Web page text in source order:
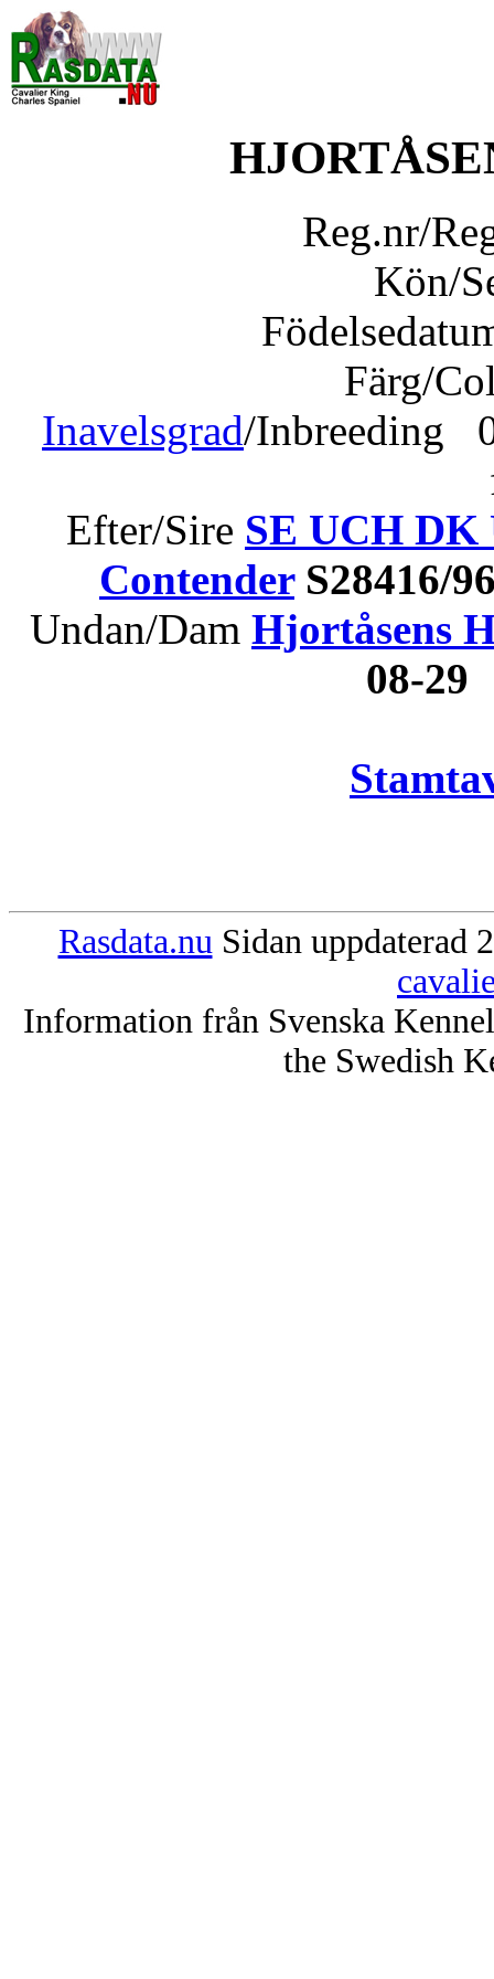
Reg.nr/
Kön/
Färg/
Inavelsgrad/Inbreeding
Efter/Sire SE UCH DK
ContenderS28416/
Undan/Dam Hjortåsens
08-
Rasdata.nu Sidan uppdaterad
Information från Svenska
the Swedish